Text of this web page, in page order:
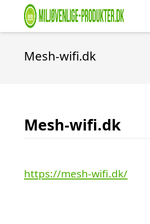
Mesh-wifi.dk
Mesh-wifi.dk
https://mesh-wifi.dk/